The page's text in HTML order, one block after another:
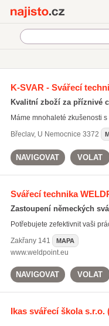
K-SVAR - Svářecí
Kvalitní zboží za příznivé
Máme mnohaleté zkušenosti
Břeclav, U Nemocnice 3372
NAVIGOVAT VOLAT
Svářecí technika
Zastoupení německých
Potřebujete zefektivnit vaši
Zakřany141 MAPA
www.weldpoint.eu
NAVIGOVAT VOLAT
Ikas svářecí škola s.r.o.